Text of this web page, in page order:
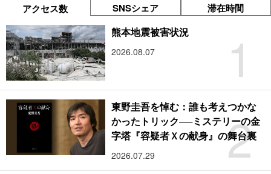
アクセス数 SNSシェア 滞在時間
1
熊本地震被害状況
2026.08.07
2
東野圭吾を悼む：誰も考えつかな
かったトリック──ミステリーの金
字塔『容疑者Ｘの献身』の舞台裏
2026.07.29